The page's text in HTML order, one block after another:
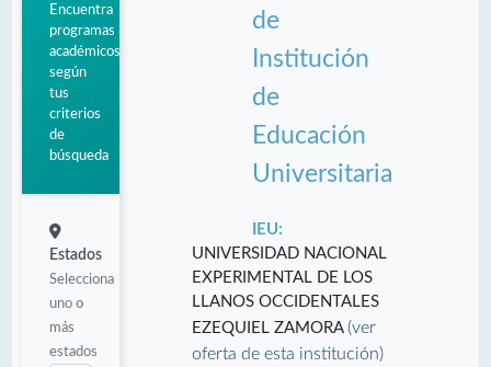
Encuentra
programas
académicos
según
tus
criterios
de
búsqueda
Estados
Selecciona
uno o
más
estados
de
Institución
de
Educación
Universitaria
IEU:
UNIVERSIDAD NACIONAL
EXPERIMENTAL DE LOS
LLANOS OCCIDENTALES
EZEQUIEL ZAMORA (ver
oferta de esta institución)